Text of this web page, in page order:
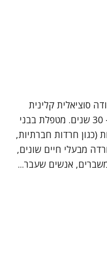
סוציאלית קלינית
ופסיכותרפיסטית עם ניסיון של כ- 30 שנים. מטפלת בבני
(כגון חרדות חברתיות,
מבעלי חיים שונים,
אנשים שעבר...